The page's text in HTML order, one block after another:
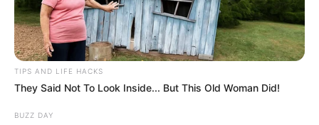
TIPS AND LIFE HACKS
They Said Not To Look Inside... But This Old Woman Did!
BUZZ DAY